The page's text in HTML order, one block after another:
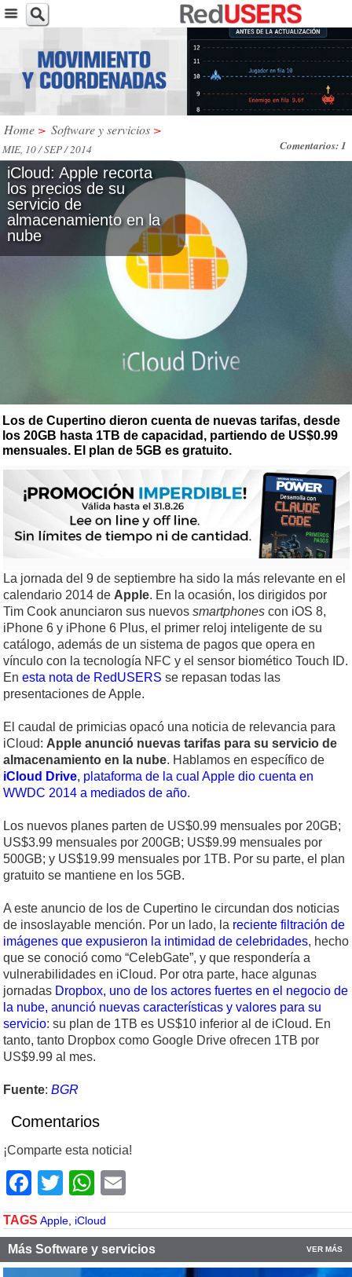
Home > Software y servicios >
Comentarios: 1
MIE, 10 / SEP / 2014
iCloud: Apple recorta
los precios de su
servicio de
almacenamiento en la
nube
Los de Cupertino dieron cuenta de nuevas tarifas, desde
los 20GB hasta 1TB de capacidad, partiendo de US$0.99
mensuales. El plan de 5GB es gratuito.
La jornada del 9 de septiembre ha sido la más relevante en el
calendario 2014 de Apple. En la ocasión, los dirigidos por
Tim Cook anunciaron sus nuevos smartphones con iOS 8,
iPhone 6 y iPhone 6 Plus, el primer reloj inteligente de su
catálogo, además de un sistema de pagos que opera en
vínculo con la tecnología NFC y el sensor biomético Touch ID.
En esta nota de RedUSERS se repasan todas las
presentaciones de Apple.
El caudal de primicias opacó una noticia de relevancia para
iCloud: Apple anunció nuevas tarifas para su servicio de
almacenamiento en la nube. Hablamos en específico de
iCloud Drive, plataforma de la cual Apple dio cuenta en
WWDC 2014 a mediados de año.
Los nuevos planes parten de US$0.99 mensuales por 20GB;
US$3.99 mensuales por 200GB; US$9.99 mensuales por
500GB; y US$19.99 mensuales por 1TB. Por su parte, el plan
gratuito se mantiene en los 5GB.
A este anuncio de los de Cupertino le circundan dos noticias
de insoslayable mención. Por un lado, la reciente filtración de
imágenes que expusieron la intimidad de celebridades, hecho
que se conoció como “CelebGate”, y que respondería a
vulnerabilidades en iCloud. Por otra parte, hace algunas
jornadas Dropbox, uno de los actores fuertes en el negocio de
la nube, anunció nuevas características y valores para su
servicio: su plan de 1TB es US$10 inferior al de iCloud. En
tanto, tanto Dropbox como Google Drive ofrecen 1TB por
US$9.99 al mes.
Fuente: BGR
Comentarios
¡Comparte esta noticia!
Facebook
TwitterWhatsApp
TAGS Apple, iCloud
Más Software y servicios VER MÁS